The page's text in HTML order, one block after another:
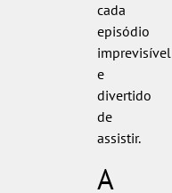
cada
episódio
imprevisível
e
divertido
de
assistir.
A